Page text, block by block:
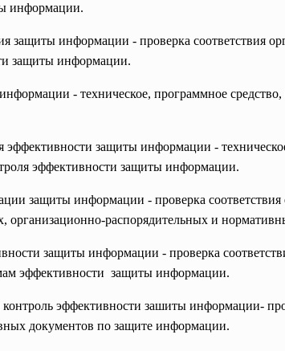
информации.
защиты информации - проверка соответствия
защиты информации.
- техническое, программное
эффективности защиты информации -
эффективности защиты информации.
защиты информации - проверка
организационно-распорядительных и
защиты информации - проверка
эффективности защиты информации.
эффективности зашиты информации-
документов по защите информации.